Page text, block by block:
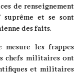
de renseignement
suprême et se sont
des faits.
les frappes
chefs militaires ont
et militaires